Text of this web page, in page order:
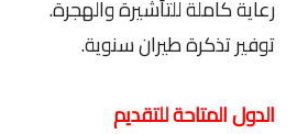
رعاية كاملة للتأشيرة والهجرة.
توفير تذكرة طيران سنوية.
الدول المتاحة للتقديم